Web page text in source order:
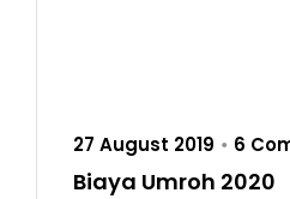
27 August 2019 • 6
Biaya Umroh 2020